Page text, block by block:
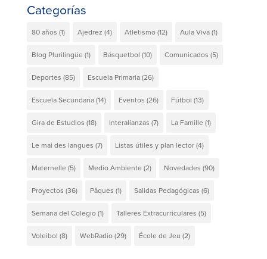
Categorías
80 años (1) Ajedrez (4) Atletismo(12) Aula Viva(1)
Blog Plurilingüe (1) Básquetbol (10) Comunicados (5)
Deportes (85) Escuela Primaria(26)
Escuela Secundaria(14) Eventos (26) Fútbol (13)
Gira de Estudios (18) Interalianzas (7) La Famille (1)
Le mai des langues (7) Listas útiles y plan lector(4)
Maternelle (5) Medio Ambiente (2) Novedades (90)
Proyectos (36) Pâques (1) Salidas Pedagógicas (6)
Semana del Colegio(1) Talleres Extracurriculares (5)
Voleibol (8) WebRadio(29) École de Jeu (2)